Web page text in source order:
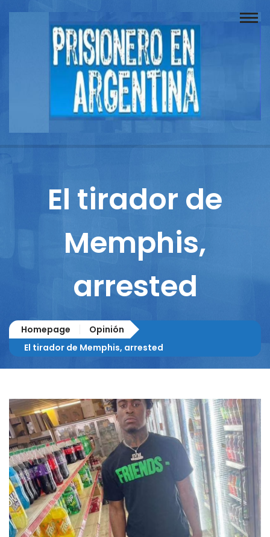
Buscador
Documentos
Reportajes
Columnistas
El tirador de
Memphis,
arrested
Homepage
Opinión
El tirador de Memphis, arrested